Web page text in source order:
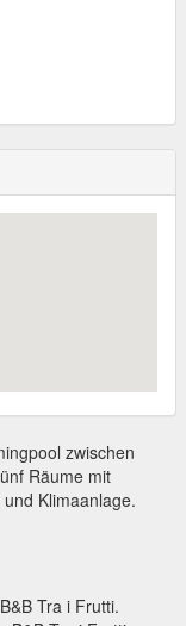
zwischen
Räume mit
Klimaanlage.
Tra i Frutti.